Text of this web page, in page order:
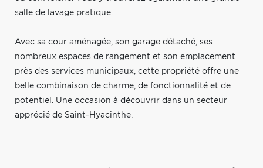
salle de lavage pratique.
Avec sa cour aménagée, son garage détaché, ses
nombreux espaces de rangement et son emplacement
près des services municipaux, cette propriété offre une
belle combinaison de charme, de fonctionnalité et de
potentiel. Une occasion à découvrir dans un secteur
apprécié de Saint-Hyacinthe.